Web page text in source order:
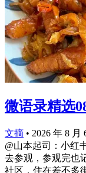
微语录精选
文摘 • 2026 年 8 月
@山本起司：小红
去参观，参观完也
社区，住在差不多